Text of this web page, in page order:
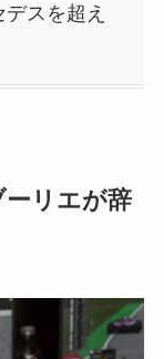
スを超え
リエが辞